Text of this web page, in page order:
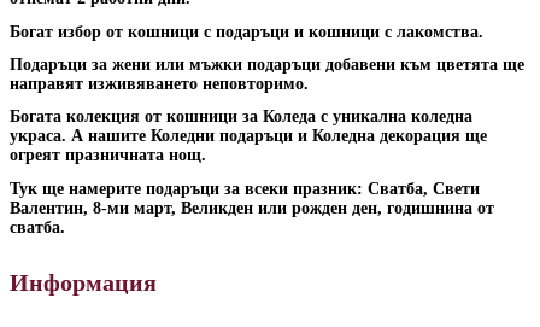
Богат избор от кошници с подаръци и кошници с лакомства.
Подаръци за жени или мъжки подаръци добавени към цветята ще
направят изживяването неповторимо.
Богата колекция от кошници за Коледа с уникална коледна
украса. А нашите Коледни подаръци и Коледна декорация ще
огреят празничната нощ.
Тук ще намерите подаръци за всеки празник: Сватба, Свети
Валентин, 8-ми март, Великден или рожден ден, годишнина от
сватба.
Информация